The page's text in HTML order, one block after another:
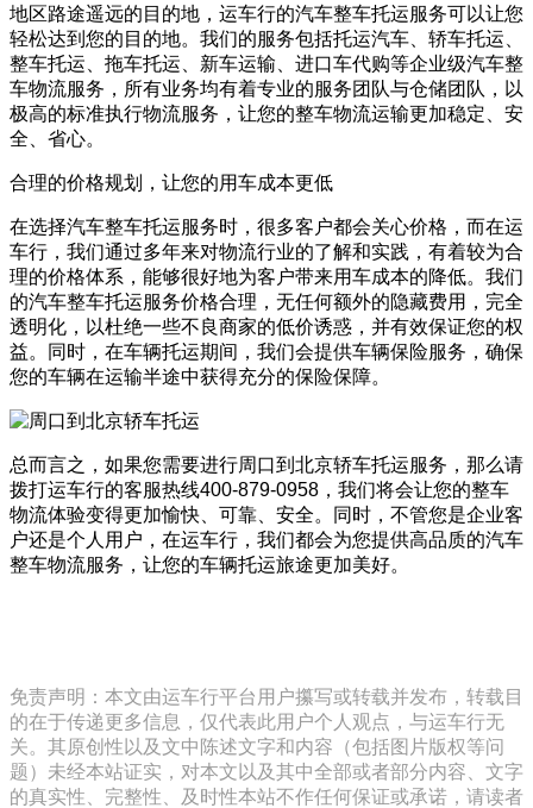
地区路途遥远的目的地，运车行的汽车整车托运服务可以让您
轻松达到您的目的地。我们的服务包括托运汽车、轿车托运、
整车托运、拖车托运、新车运输、进口车代购等企业级汽车整
车物流服务，所有业务均有着专业的服务团队与仓储团队，以
极高的标准执行物流服务，让您的整车物流运输更加稳定、安
全、省心。
合理的价格规划，让您的用车成本更低
在选择汽车整车托运服务时，很多客户都会关心价格，而在运
车行，我们通过多年来对物流行业的了解和实践，有着较为合
理的价格体系，能够很好地为客户带来用车成本的降低。我们
的汽车整车托运服务价格合理，无任何额外的隐藏费用，完全
透明化，以杜绝一些不良商家的低价诱惑，并有效保证您的权
益。同时，在车辆托运期间，我们会提供车辆保险服务，确保
您的车辆在运输半途中获得充分的保险保障。
总而言之，如果您需要进行周口到北京轿车托运服务，那么请
拨打运车行的客服热线400-879-0958，我们将会让您的整车
物流体验变得更加愉快、可靠、安全。同时，不管您是企业客
户还是个人用户，在运车行，我们都会为您提供高品质的汽车
整车物流服务，让您的车辆托运旅途更加美好。
免责声明：本文由运车行平台用户攥写或转载并发布，转载目
的在于传递更多信息，仅代表此用户个人观点，与运车行无
关。其原创性以及文中陈述文字和内容（包括图片版权等问
题）未经本站证实，对本文以及其中全部或者部分内容、文字
的真实性、完整性、及时性本站不作任何保证或承诺，请读者